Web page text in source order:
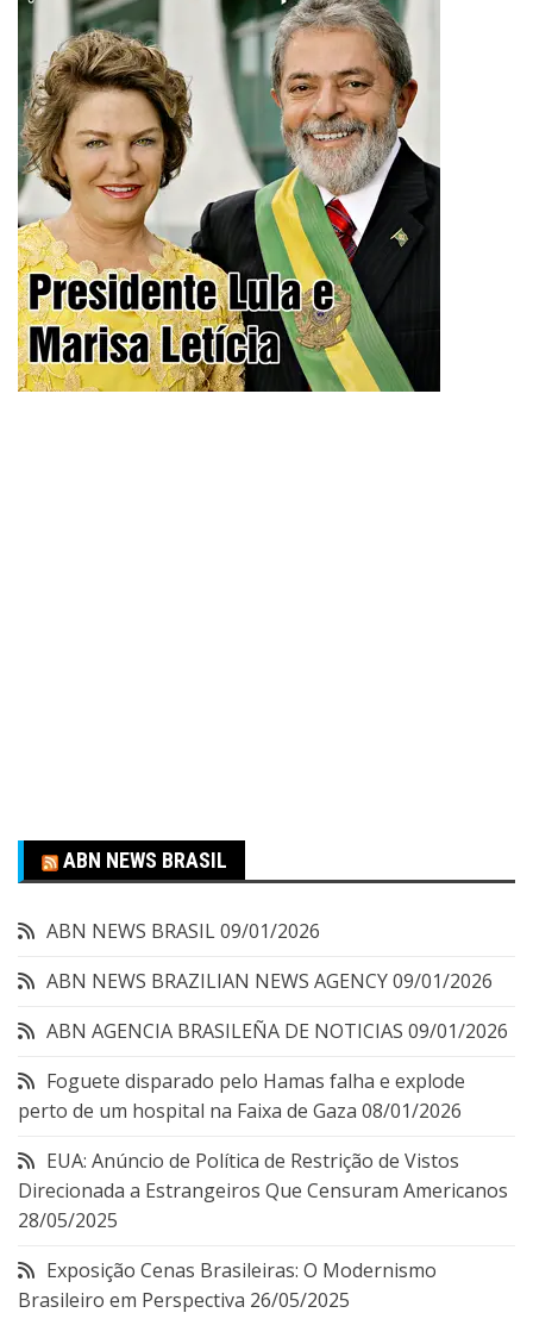
ABN NEWS BRASIL
ABN NEWS BRASIL09/01/2026
ABN NEWS BRAZILIAN NEWS AGENCY09/01/2026
ABN AGENCIA BRASILEÑA DE NOTICIAS 09/01/2026
Foguete disparado pelo Hamas falha e explode
perto de um hospital na Faixa de Gaza 08/01/2026
EUA: Anúncio de Política de Restrição de Vistos
Direcionada a Estrangeiros Que Censuram Americanos
28/05/2025
Exposição Cenas Brasileiras: O Modernismo
Brasileiro em Perspectiva 26/05/2025